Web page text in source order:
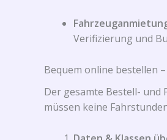
Verifizierung und
Bequem online bestellen
Der gesamte Bestell-
müssen keine